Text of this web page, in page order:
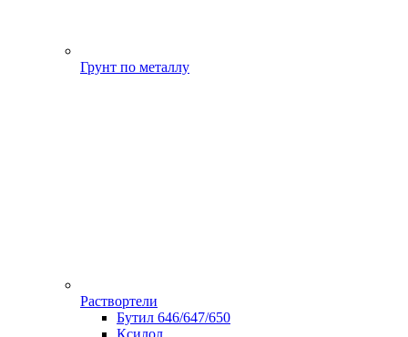
Грунт по металлу
Раствортели
Бутил 646/647/650
Ксилол